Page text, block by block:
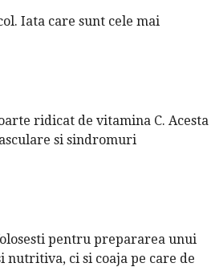
Iata care sunt cele mai
ridicat de vitamina C. Acesta
si sindromuri
pentru prepararea unui
nutritiva, ci si coaja pe care de